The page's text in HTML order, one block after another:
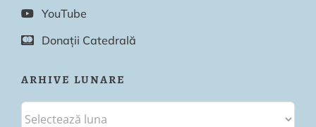
YouTube
Donații Catedrală
ARHIVE LUNARE